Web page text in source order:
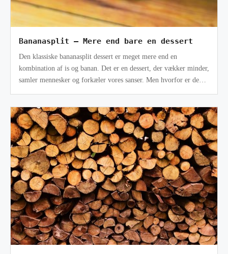
Bananasplit – Mere end bare en dessert
Den klassiske bananasplit dessert er meget mere end en
kombination af is og banan. Det er en dessert, der vækker minder,
samler mennesker og forkæler vores sanser. Men hvorfor er den